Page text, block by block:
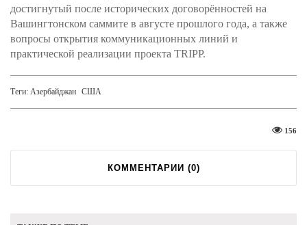
достигнутый после исторических договорённостей на
Вашингтонском саммите в августе прошлого года, а также
вопросы открытия коммуникационных линий и
практической реализации проекта TRIPP.
Теги: Азербайджан США
156
КОММЕНТАРИИ (0)